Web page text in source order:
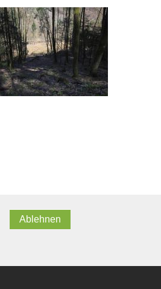
Ablehnen